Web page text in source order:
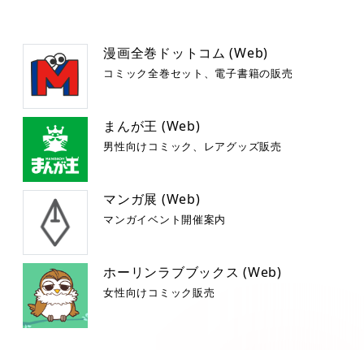
漫画全巻ドットコム (Web)
コミック全巻セット、電子書籍の販売
まんが王 (Web)
男性向けコミック、レアグッズ販売
マンガ展 (Web)
マンガイベント開催案内
ホーリンラブブックス (Web)
女性向けコミック販売